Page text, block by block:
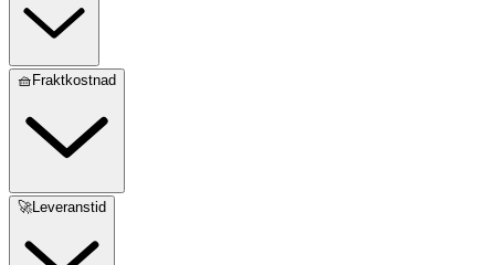
🧺Fraktkostnad
🚀Leveranstid